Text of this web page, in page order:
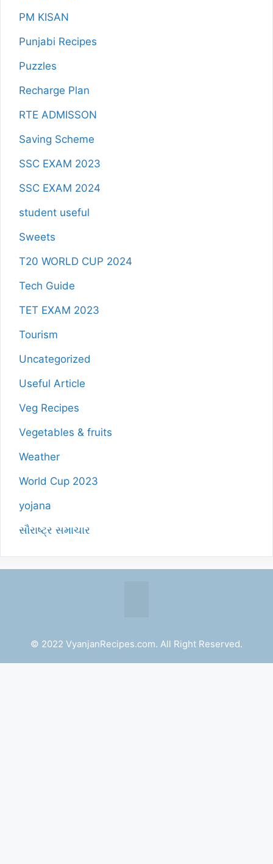
PM KISAN
Punjabi Recipes
Puzzles
Recharge Plan
RTE ADMISSON
Saving Scheme
SSC EXAM 2023
SSC EXAM 2024
student useful
Sweets
T20 WORLD CUP 2024
Tech Guide
TET EXAM 2023
Tourism
Uncategorized
Useful Article
Veg Recipes
Vegetables & fruits
Weather
World Cup 2023
yojana
સૌરાષ્ટ્ર સમાચાર
© 2022 VyanjanRecipes.com. All Right Reserved.